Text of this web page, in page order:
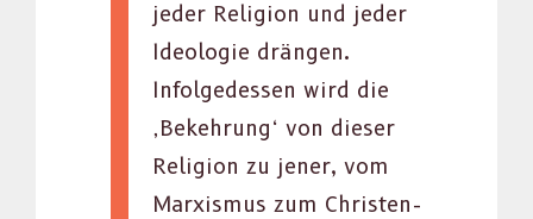
jed­er Reli­gion und jed­er
Ide­olo­gie drän­gen.
Infolgedessen wird die
‚Bekehrung‘ von dieser
Reli­gion zu jen­er, vom
Marx­is­mus zum Chris­ten­